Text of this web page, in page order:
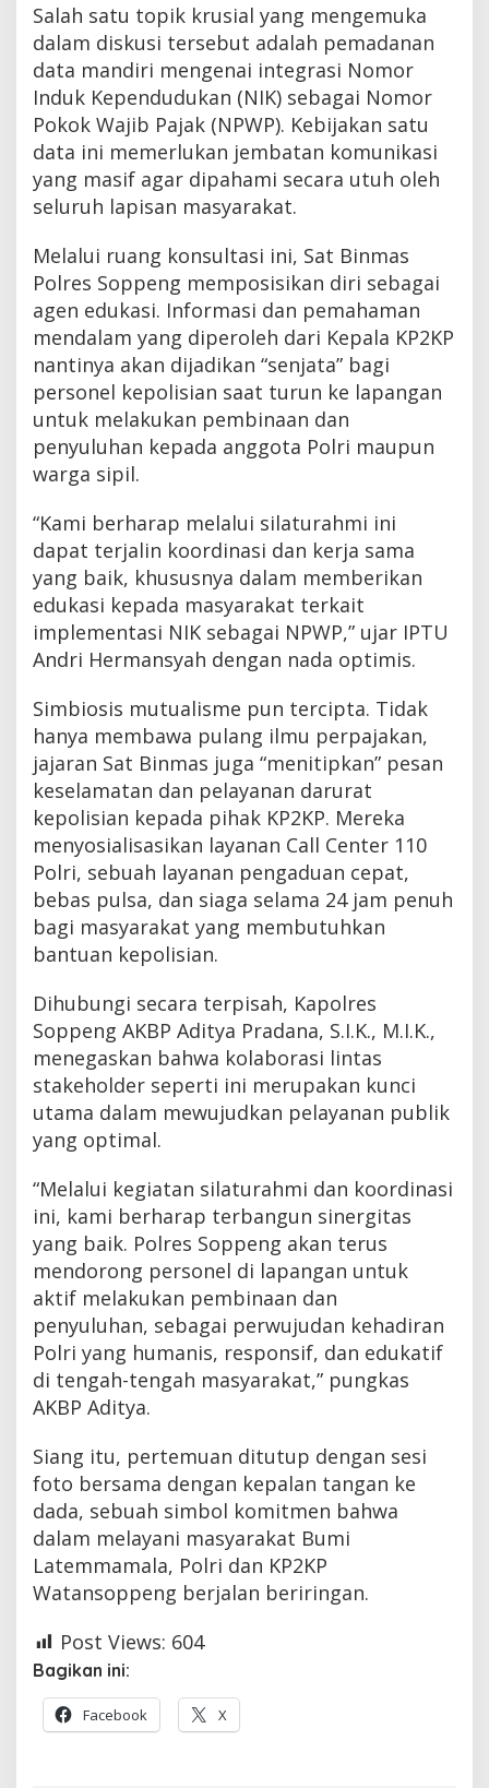
Salah satu topik krusial yang mengemuka
dalam diskusi tersebut adalah pemadanan
data mandiri mengenai integrasi Nomor
Induk Kependudukan (NIK) sebagai Nomor
Pokok Wajib Pajak (NPWP). Kebijakan satu
data ini memerlukan jembatan komunikasi
yang masif agar dipahami secara utuh oleh
seluruh lapisan masyarakat.
Melalui ruang konsultasi ini, Sat Binmas
Polres Soppeng memposisikan diri sebagai
agen edukasi. Informasi dan pemahaman
mendalam yang diperoleh dari Kepala KP2KP
nantinya akan dijadikan “senjata” bagi
personel kepolisian saat turun ke lapangan
untuk melakukan pembinaan dan
penyuluhan kepada anggota Polri maupun
warga sipil.
“Kami berharap melalui silaturahmi ini
dapat terjalin koordinasi dan kerja sama
yang baik, khususnya dalam memberikan
edukasi kepada masyarakat terkait
implementasi NIK sebagai NPWP,” ujar IPTU
Andri Hermansyah dengan nada optimis.
Simbiosis mutualisme pun tercipta. Tidak
hanya membawa pulang ilmu perpajakan,
jajaran Sat Binmas juga “menitipkan” pesan
keselamatan dan pelayanan darurat
kepolisian kepada pihak KP2KP. Mereka
menyosialisasikan layanan Call Center 110
Polri, sebuah layanan pengaduan cepat,
bebas pulsa, dan siaga selama 24 jam penuh
bagi masyarakat yang membutuhkan
bantuan kepolisian.
Dihubungi secara terpisah, Kapolres
Soppeng AKBP Aditya Pradana, S.I.K., M.I.K.,
menegaskan bahwa kolaborasi lintas
stakeholder seperti ini merupakan kunci
utama dalam mewujudkan pelayanan publik
yang optimal.
“Melalui kegiatan silaturahmi dan koordinasi
ini, kami berharap terbangun sinergitas
yang baik. Polres Soppeng akan terus
mendorong personel di lapangan untuk
aktif melakukan pembinaan dan
penyuluhan, sebagai perwujudan kehadiran
Polri yang humanis, responsif, dan edukatif
di tengah-tengah masyarakat,” pungkas
AKBP Aditya.
Siang itu, pertemuan ditutup dengan sesi
foto bersama dengan kepalan tangan ke
dada, sebuah simbol komitmen bahwa
dalam melayani masyarakat Bumi
Latemmamala, Polri dan KP2KP
Watansoppeng berjalan beriringan.
Post Views: 604
Bagikan ini:
Facebook X